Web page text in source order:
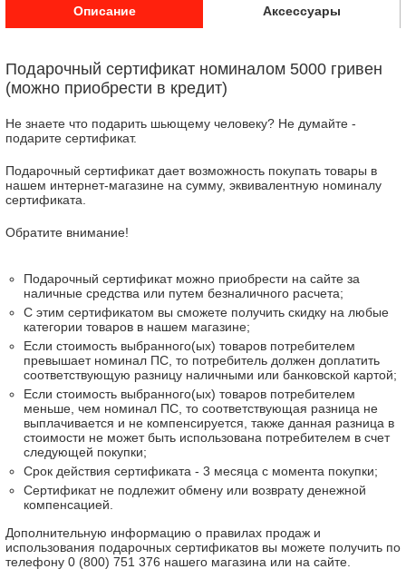
Описание Аксессуары
Подарочный сертификат номиналом 5000 гривен
(можно приобрести в кредит)
Не знаете что подарить шьющему человеку? Не думайте -
подарите сертификат.
Подарочный сертификат дает возможность покупать товары в
нашем интернет-магазине на сумму, эквивалентную номиналу
сертификата.
Обратите внимание!
Подарочный сертификат можно приобрести на сайте за
наличные средства или путем безналичного расчета;
С этим сертификатом вы сможете получить скидку на любые
категории товаров в нашем магазине;
Если стоимость выбранного(ых) товаров потребителем
превышает номинал ПС, то потребитель должен доплатить
соответствующую разницу наличными или банковской картой;
Если стоимость выбранного(ых) товаров потребителем
меньше, чем номинал ПС, то соответствующая разница не
выплачивается и не компенсируется, также данная разница в
стоимости не может быть использована потребителем в счет
следующей покупки;
Срок действия сертификата - 3 месяца с момента покупки;
Сертификат не подлежит обмену или возврату денежной
компенсацией.
Дополнительную информацию о правилах продаж и
использования подарочных сертификатов вы можете получить по
телефону 0 (800) 751 376 нашего магазина или на сайте.